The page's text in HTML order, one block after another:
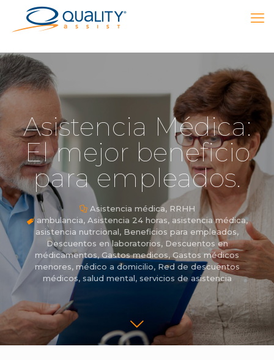
Asistencia Médica:
El mejor beneficio
para empleados.
Asistencia médica, RRHH
ambulancia, Asistencia 24 horas, asistencia médica,
asistencia nutrcional, Beneficios para empleados,
Descuentos en laboratorios, Descuentos en
médicamentos, Gastos medicos, Gastos médicos
menores, médico a domicilio, Red de descuentos
médicos, salud mental, servicios de asistencia